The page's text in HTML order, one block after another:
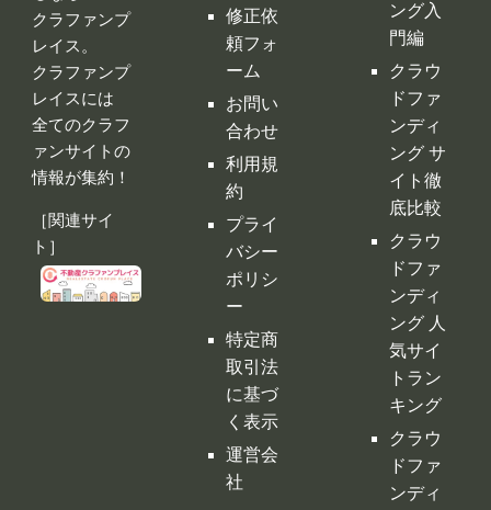
クラファンを
告知、拡散す
るなら
クラファンプ
レイス。
クラファンプ
レイスには
全てのクラフ
ァンサイトの
情報が集約！
［関連サイ
広告掲
載につ
いて
修正依
頼フォ
ーム
お問い
合わせ
利用規
約
プライ
バシー
ポリシ
ー
特定商
取引法
に基づ
クラウ
ドファ
ンディ
ング入
門編
クラウ
ドファ
ンディ
ング サ
イト徹
底比較
クラウ
ドファ
ンディ
ング 人
気サイ
トラン
キング